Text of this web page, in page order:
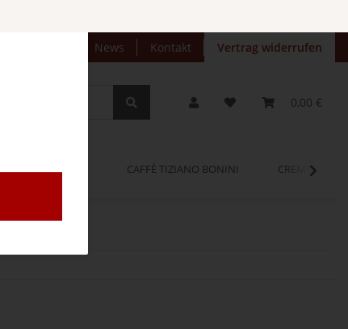
News Kontakt Vertrag widerrufen
0,00 €
OPINUM CAFFÈ TIZIANO BONINI CREMEO